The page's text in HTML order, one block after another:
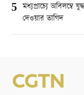
5 মধ্যপ্রাচ্যে অবিলম্বে
দেওয়ার তাগিদ